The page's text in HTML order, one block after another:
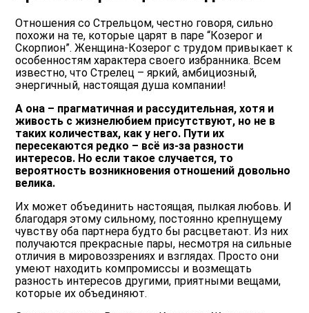
Отношения со Стрельцом, честно говоря, сильно
похожи на те, которые царят в паре “Козерог и
Скорпион”. Женщина-Козерог с трудом привыкает к
особенностям характера своего избранника. Всем
известно, что Стрелец – яркий, амбициозный,
энергичный, настоящая душа компании!
А она – прагматичная и рассудительная, хотя и
живость с жизнелюбием присутствуют, но не в
таких количествах, как у него. Пути их
пересекаются редко – всё из-за разности
интересов. Но если такое случается, то
вероятность возникновения отношений довольно
велика.
Их может объединить настоящая, пылкая любовь. И
благодаря этому сильному, постоянно крепнущему
чувству оба партнера будто бы расцветают. Из них
получаются прекрасные пары, несмотря на сильные
отличия в мировоззрениях и взглядах. Просто они
умеют находить компромиссы и возмещать
разность интересов другими, приятными вещами,
которые их объединяют.